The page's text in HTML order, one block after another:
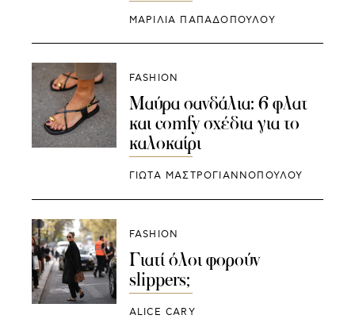
ΜΑΡΙΛΙΑ ΠΑΠΑΔΟΠΟΥΛΟΥ
FASHION
Μαύρα σανδάλια: 6 φλατ
και comfy σχέδια για το
καλοκαίρι
ΓΙΩΤΑ ΜΑΣΤΡΟΓΙΑΝΝΟΠΟΥΛΟΥ
FASHION
Γιατί όλοι φορούν
slippers;
ALICE CARY